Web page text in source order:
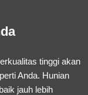
tinggi akan
Anda. Hunian
jauh lebih